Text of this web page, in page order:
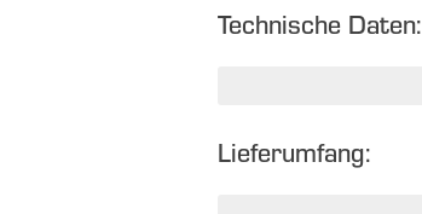
Technische Daten:
Lieferumfang: